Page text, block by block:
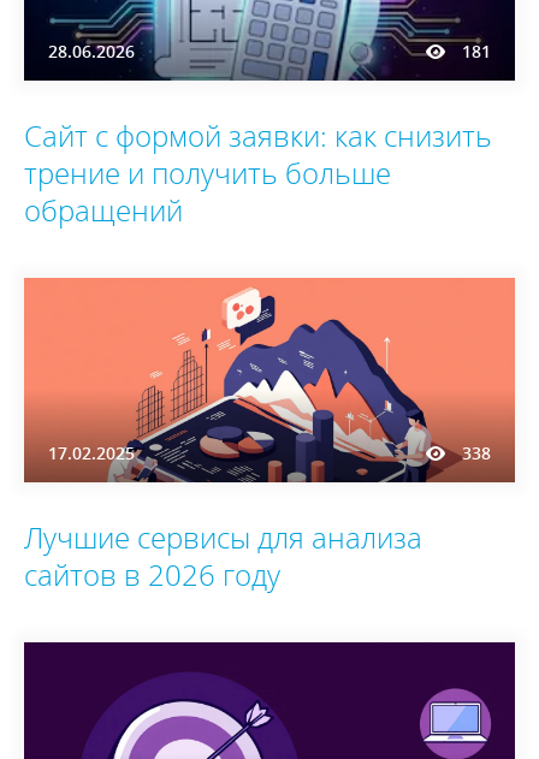
28.06.2026 181
Сайт с формой заявки: как снизить
трение и получить больше
обращений
17.02.2025 338
Лучшие сервисы для анализа
сайтов в 2026 году